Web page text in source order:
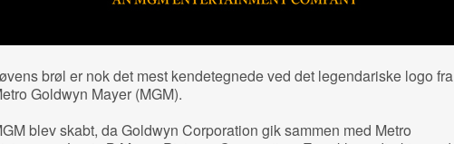
brøl er nok det mest kendetegnede ved det legendariske logo fra
Goldwyn Mayer (MGM).
blev skabt, da Goldwyn Corporation gik sammen med Metro